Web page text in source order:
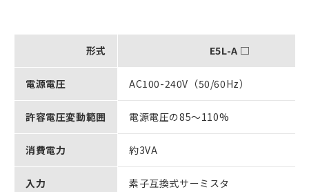
形式 E5L-A □
電源電圧 AC100-240V（50/60Hz）
許容電圧変動範囲 電源電圧の85～110%
消費電力 約3VA
入力 素子互換式サーミスタ